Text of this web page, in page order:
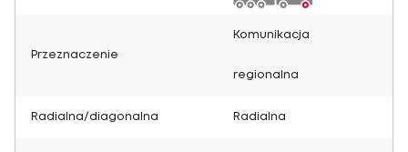
Przeznaczenie
Komunikacja
regionalna
Radialna/diagonalna Radialna